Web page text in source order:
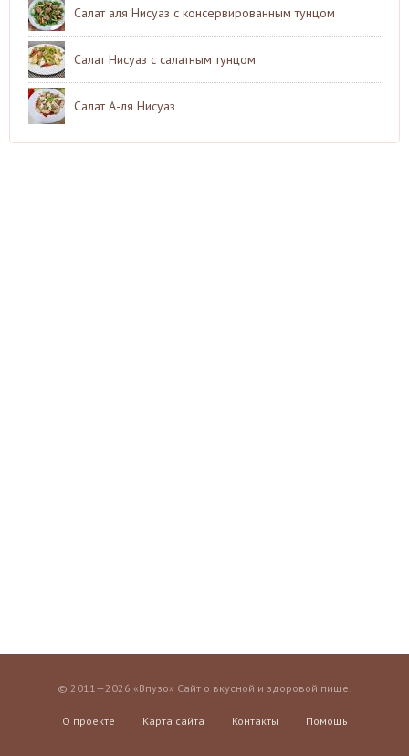
Салат аля Нисуаз с консервированным тунцом
Салат Нисуаз с салатным тунцом
Салат А-ля Нисуаз
© 2011—2026 «Впузо» Сайт о вкусной и здоровой пище!
О проекте Карта сайта Контакты Помощь